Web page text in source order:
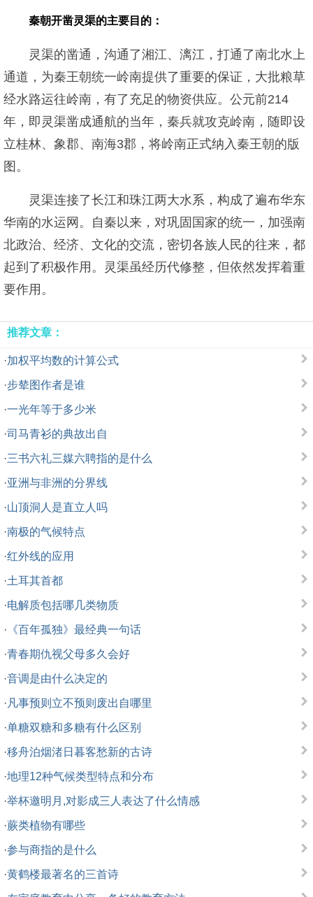
秦朝开凿灵渠的主要目的：
灵渠的凿通，沟通了湘江、漓江，打通了南北水上
通道，为秦王朝统一岭南提供了重要的保证，大批粮草
经水路运往岭南，有了充足的物资供应。公元前214
年，即灵渠凿成通航的当年，秦兵就攻克岭南，随即设
立桂林、象郡、南海3郡，将岭南正式纳入秦王朝的版
图。
灵渠连接了长江和珠江两大水系，构成了遍布华东
华南的水运网。自秦以来，对巩固国家的统一，加强南
北政治、经济、文化的交流，密切各族人民的往来，都
起到了积极作用。灵渠虽经历代修整，但依然发挥着重
要作用。
推荐文章：
·加权平均数的计算公式
·步辇图作者是谁
·一光年等于多少米
·司马青衫的典故出自
·三书六礼三媒六聘指的是什么
·亚洲与非洲的分界线
·山顶洞人是直立人吗
·南极的气候特点
·红外线的应用
·土耳其首都
·电解质包括哪几类物质
· 《百年孤独》最经典一句话
·青春期仇视父母多久会好
·音调是由什么决定的
· 凡事预则立不预则废出自哪里
·单糖双糖和多糖有什么区别
·移舟泊烟渚日暮客愁新的古诗
·地理12种气候类型特点和分布
·举杯邀明月,对影成三人表达了什么情感
·蕨类植物有哪些
·参与商指的是什么
·黄鹤楼最著名的三首诗